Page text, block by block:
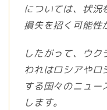
については、状況
損失を招く可能性
したがって、ウ
われはロシアやロ
する国々のニュ
します。